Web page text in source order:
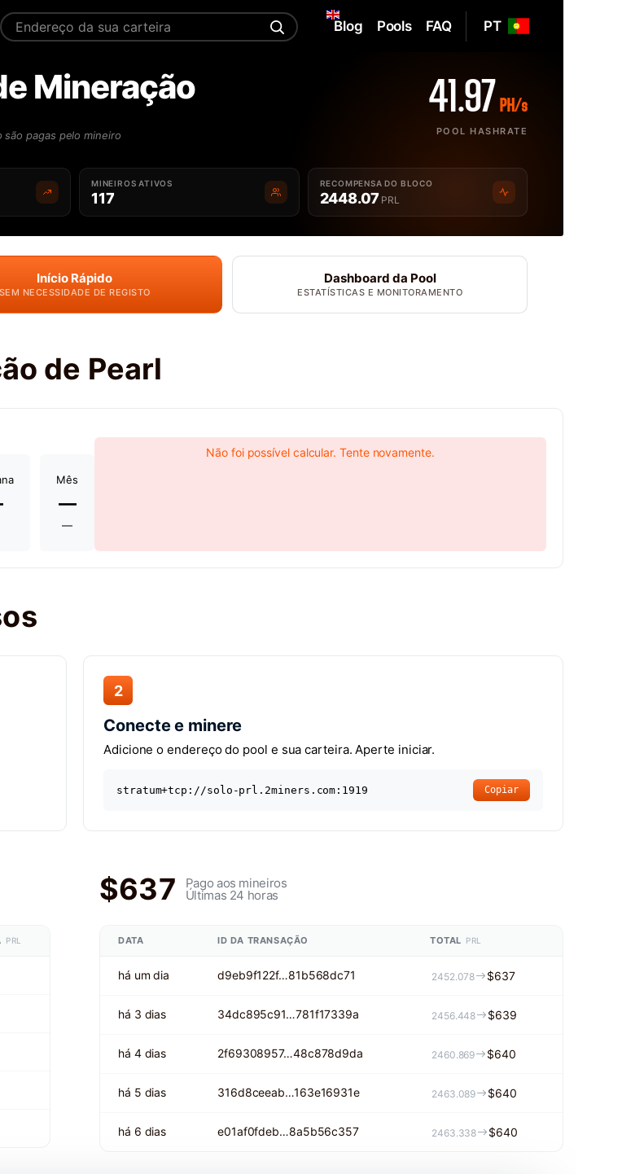
PT
Blog Pools FAQ
Mineração
pagas pelo mineiro
41.97 PH/s
POOL HASHRATE
MINEIROS ATIVOS
117
RECOMPENSA DO BLOCO
2448.07 PRL
Início Rápido
SEM NECESSIDADE DE REGISTO
Dashboard da Pool
ESTATÍSTICAS E MONITORAMENTO
de Pearl
Mês
—
—
Não foi possível calcular. Tente novamente.
2
Conecte e minere
Adicione o endereço do pool e sua carteira. Aperte iniciar.
stratum+tcp://solo-prl.2miners.com:1919 Copiar
PRL
$637 Pago aos mineiros
Últimas 24 horas
DATA ID DA TRANSAÇÃO TOTAL PRL
há um dia d9eb9f122f…81b568dc71 2452.078 $637
há 3 dias 34dc895c91…781f17339a 2456.448 $639
há 4 dias 2f69308957…48c878d9da 2460.869 $640
há 5 dias 316d8ceeab…163e16931e 2463.089 $640
há 6 dias e01af0fdeb…8a5b56c357 2463.338 $640